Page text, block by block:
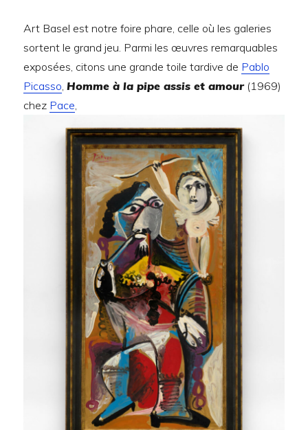
Art Basel est notre foire phare, celle où les galeries
sortent le grand jeu. Parmi les œuvres remarquables
exposées, citons une grande toile tardive de Pablo
Picasso,Homme à la pipe assis et amour(1969)
chez Pace,